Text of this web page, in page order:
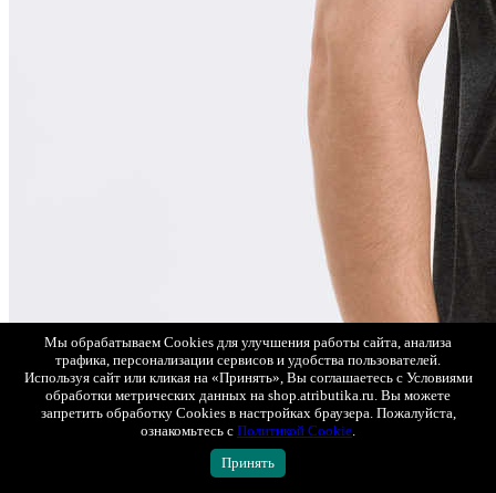
Мы обрабатываем Cookies для улучшения работы сайта, анализа
трафика, персонализации сервисов и удобства пользователей.
Используя сайт или кликая на «Принять», Вы соглашаетесь с Условиями
обработки метрических данных на shop.atributika.ru. Вы можете
запретить обработку Cookies в настройках браузера. Пожалуйста,
ознакомьтесь с Политикой Cookie.
Принять